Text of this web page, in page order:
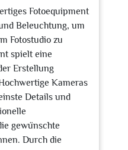
Fotoequipment
Beleuchtung, um
Fotostudio zu
spielt eine
Erstellung
Kameras
Details und
gewünschte
Durch die